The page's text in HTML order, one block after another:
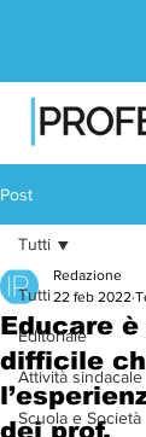
Post
Tutti
Editoriale
Attività sindacale
Scuola e Società
Tutti
Educare
difficile
dei prof.
Redazione
22 feb 2022